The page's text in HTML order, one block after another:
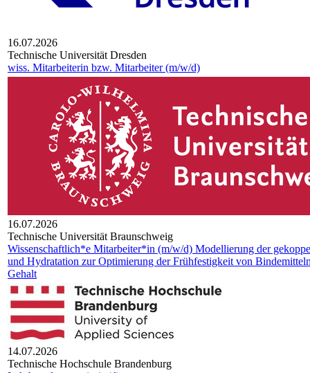
16.07.2026
Technische Universität Dresden
wiss. Mitarbeiterin bzw. Mitarbeiter (m/w/d)
16.07.2026
Technische Universität Braunschweig
Wissenschaftlich*e Mitarbeiter*in (m/w/d) Modellierung der
und Hydratation zur Optimierung der Frühfestigkeit von
Gehalt
14.07.2026
Tech­ni­sche Hoch­schule Bran­den­burg